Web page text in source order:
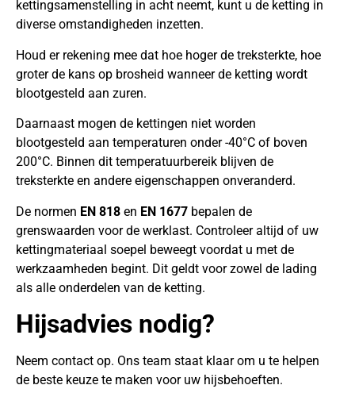
kettingsamenstelling in acht neemt, kunt u de ketting in
diverse omstandigheden inzetten.
Houd er rekening mee dat hoe hoger de treksterkte, hoe
groter de kans op brosheid wanneer de ketting wordt
blootgesteld aan zuren.
Daarnaast mogen de kettingen niet worden
blootgesteld aan temperaturen onder -40°C of boven
200°C. Binnen dit temperatuurbereik blijven de
treksterkte en andere eigenschappen onveranderd.
De normen EN 818 en EN 1677 bepalen de
grenswaarden voor de werklast. Controleer altijd of uw
kettingmateriaal soepel beweegt voordat u met de
werkzaamheden begint. Dit geldt voor zowel de lading
als alle onderdelen van de ketting.
Hijsadvies nodig?
Neem contact op. Ons team staat klaar om u te helpen
de beste keuze te maken voor uw hijsbehoeften.